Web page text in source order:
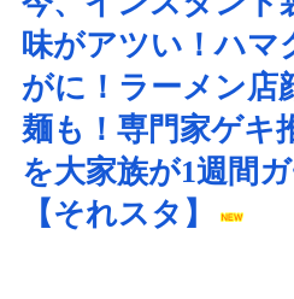
味がアツい！ハマ
がに！ラーメン店
麺も！専門家ゲキ
を大家族が1週間ガ
【それスタ】